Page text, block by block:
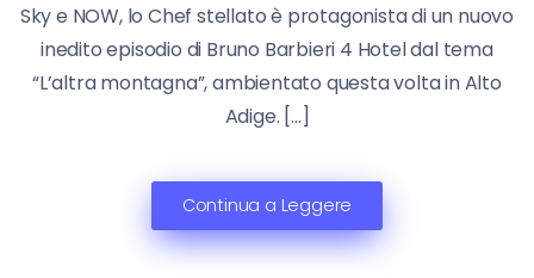
Sky e NOW, lo Chef stellato è protagonista di un nuovo
inedito episodio di Bruno Barbieri 4 Hotel dal tema
“L’altra montagna”, ambientato questa volta in Alto
Adige. […]
Continua a Leggere